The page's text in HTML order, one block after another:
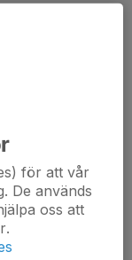
för att vår
De används
oss att